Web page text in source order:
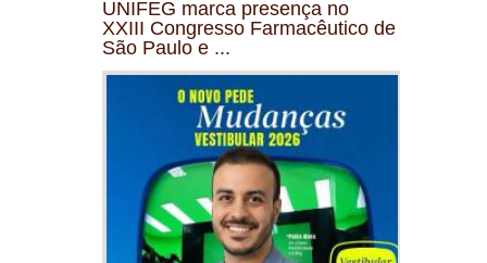
UNIFEG marca presença no
XXIII Congresso Farmacêutico de
São Paulo e ...